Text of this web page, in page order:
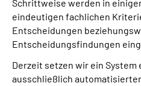
Schrittweise werden in
eindeutigen fachlichen
Entscheidungen
Entscheidungsfindungen
Derzeit setzen wir ein System
ausschließlich